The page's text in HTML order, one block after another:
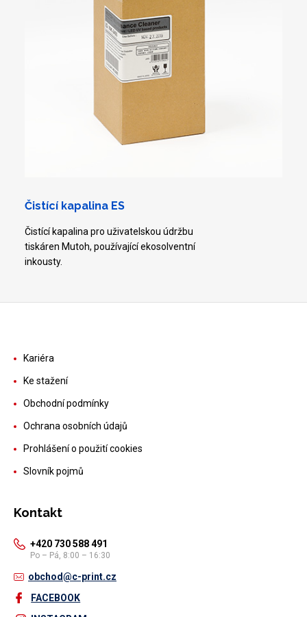
Čistící kapalina ES
Čistící kapalina pro uživatelskou údržbu
tiskáren Mutoh, používající ekosolventní
inkousty.
Kariéra
Ke stažení
Obchodní podmínky
Ochrana osobních údajů
Prohlášení o použití cookies
Slovník pojmů
Kontakt
+420 730 588 491
Po – Pá, 8:00 – 16:30
obchod@c-print.cz
FACEBOOK